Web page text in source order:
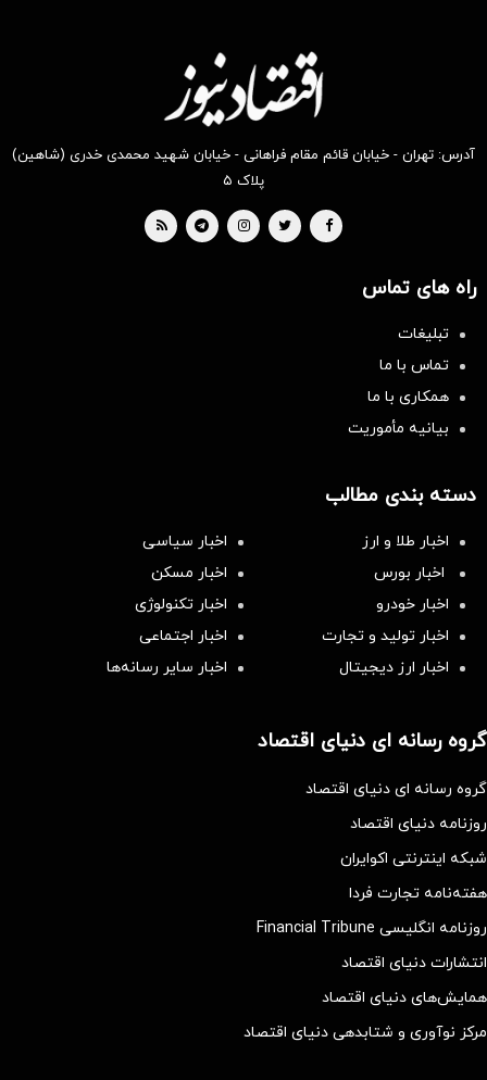
آدرس: تهران - خیابان قائم مقام فراهانی - خیابان شهید محمدی خدری (شاهین)
پلاک ۵
راه های تماس
تبلیغات
تماس با ما
همکاری با ما
بیانیه مأموریت
دسته بندی مطالب
اخبار طلا و ارز
اخبار سیاسی
اخبار بورس
اخبار مسکن
اخبار خودرو
اخبار تکنولوژی
اخبار تولید و تجارت
اخبار اجتماعی
اخبار ارز دیجیتال
اخبار سایر رسانه‌‌ها
گروه رسانه ای دنیای اقتصاد
گروه رسانه ای دنیای اقتصاد
روزنامه دنیای اقتصاد
شبکه اینترنتی اکوایران
هفته‌نامه تجارت فردا
روزنامه انگلیسی Financial Tribune
انتشارات دنیای اقتصاد
همایش‌های دنیای اقتصاد
مرکز نوآوری و شتابدهی دنیای اقتصاد